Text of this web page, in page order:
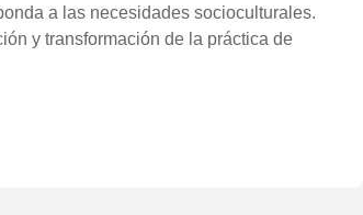
a las necesidades socioculturales.
y transformación de la práctica de